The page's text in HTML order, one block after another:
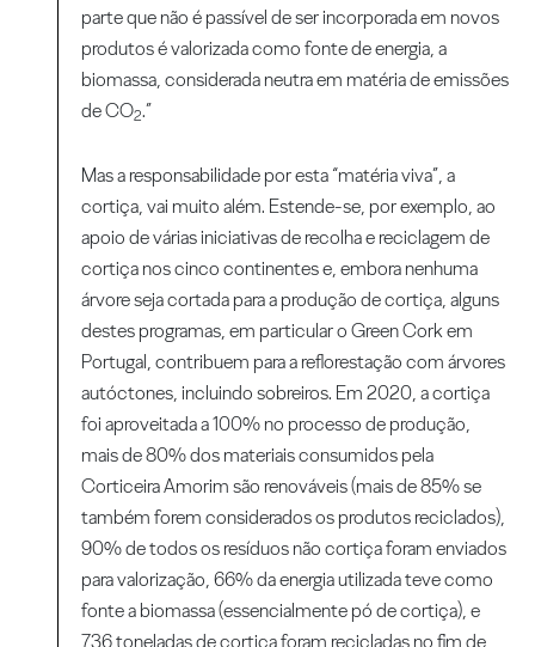
parte que não é passível de ser incorporada em novos
produtos é valorizada como fonte de energia, a
biomassa, considerada neutra em matéria de emissões
de CO2.”
Mas a responsabilidade por esta “matéria viva”, a
cortiça, vai muito além. Estende-se, por exemplo, ao
apoio de várias iniciativas de recolha e reciclagem de
cortiça nos cinco continentes e, embora nenhuma
árvore seja cortada para a produção de cortiça, alguns
destes programas, em particular o Green Cork em
Portugal, contribuem para a reflorestação com árvores
autóctones, incluindo sobreiros. Em 2020, a cortiça
foi aproveitada a 100% no processo de produção,
mais de 80% dos materiais consumidos pela
Corticeira Amorim são renováveis (mais de 85% se
também forem considerados os produtos reciclados),
90% de todos os resíduos não cortiça foram enviados
para valorização, 66% da energia utilizada teve como
fonte a biomassa (essencialmente pó de cortiça), e
736 toneladas de cortiça foram recicladas no fim de